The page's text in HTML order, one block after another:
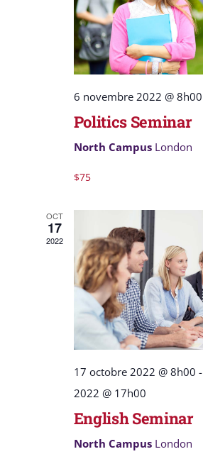
6 novembre 2022 @ 8h00
Politics Seminar
North Campus London
$75
OCT
17
2022
17 octobre 2022 @ 8h00 -
2022 @ 17h00
English Seminar
North Campus London